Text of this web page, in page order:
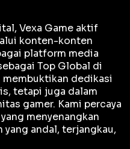
Vexa Game aktif
konten-konten
platform media
Top Global di
dedikasi
tetapi juga dalam
gamer. Kami percaya
menyenangkan
yang andal, terjangkau,